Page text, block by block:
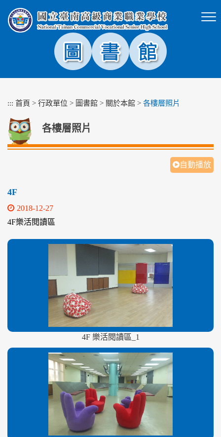
塊
::: 首頁 > 行政單位 > 圖書館 > 關於本館 > 各樓層照片
各樓層照片
自動播放
4F
2018-12-27
4F樂活閱讀區
4F 樂活閱讀區_1